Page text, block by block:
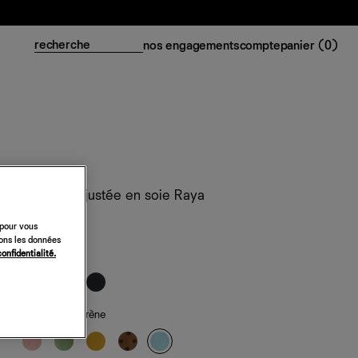
nos engagementscomptepanier (0)
Chemise ajustée en soie Raya
218 €
classiques
— sirène
vous
les données